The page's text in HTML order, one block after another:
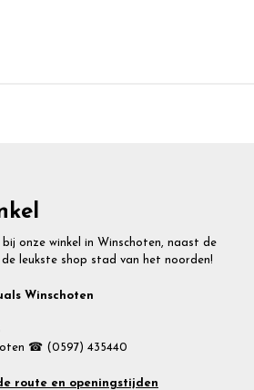
bij onze winkel in Winschoten, naast de
leukste shop stad van het noorden!
Winschoten
☎ (0597) 435440
route en openingstijden